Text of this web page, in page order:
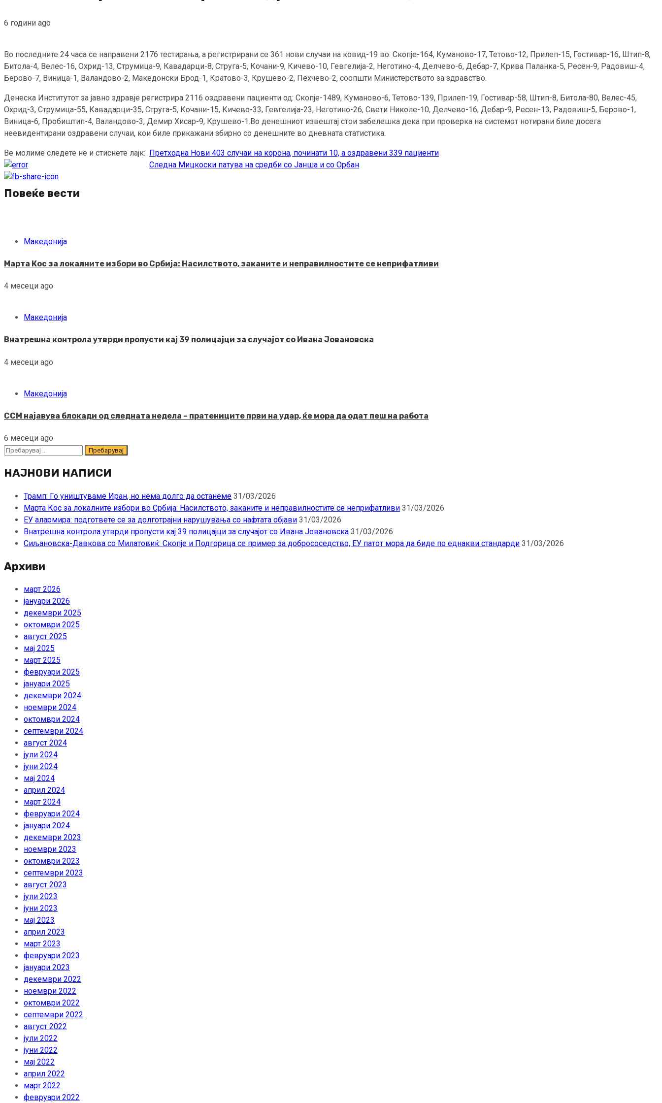
6 години ago
Во последните 24 часа се направени 2176 тестирања, а регистрирани се 361 нови случаи на ковид-19 во: Скопје-164, Куманово-17, Тетово-12, Прилеп-15, Гостивар-16, Штип-8,
Битола-4, Велес-16, Охрид-13, Струмица-9, Кавадарци-8, Струга-5, Кочани-9, Кичево-10, Гевгелија-2, Неготино-4, Делчево-6, Дебар-7, Крива Паланка-5, Ресен-9, Радовиш-4,
Берово-7, Виница-1, Валандово-2, Македонски Брод-1, Кратово-3, Крушево-2, Пехчево-2, соопшти Министерството за здравство.
Денеска Институтот за јавно здравје регистрира 2116 оздравени пациенти од: Скопје-1489, Куманово-6, Тетово-139, Прилеп-19, Гостивар-58, Штип-8, Битола-80, Велес-45,
Охрид-3, Струмица-55, Кавадарци-35, Струга-5, Кочани-15, Кичево-33, Гевгелија-23, Неготино-26, Свети Николе-10, Делчево-16, Дебар-9, Ресен-13, Радовиш-5, Берово-1,
Виница-6, Пробиштип-4, Валандово-3, Демир Хисар-9, Крушево-1.Во денешниот извештај стои забелешка дека при проверка на системот нотирани биле досега
неевидентирани оздравени случаи, кои биле прикажани збирно со денешните во дневната статистика.
Ве молиме следете не и стиснете лајк:
Continue
Reading
Претходна Нови 403 случаи на корона, починати 10, а оздравени 339 пациенти
Следна Мицкоски патува на средби со Јанша и со Орбан
Повеќе вести
Македонија
Марта Кос за локалните избори во Србија: Насилството, заканите и неправилностите се неприфатливи
4 месеци ago
Македонија
Внатрешна контрола утврди пропусти кај 39 полицајци за случајот со Ивана Јовановска
4 месеци ago
Македонија
ССМ најавува блокади од следната недела – пратениците први на удар, ќе мора да одат пеш на работа
6 месеци ago
Пребарувај
НАЈНОВИ НАПИСИ
Трамп: Го уништуваме Иран, но нема долго да останеме 31/03/2026
Марта Кос за локалните избори во Србија: Насилството, заканите и неправилностите се неприфатливи 31/03/2026
ЕУ алармира: подгответе се за долготрајни нарушувања со нафтата објави 31/03/2026
Внатрешна контрола утврди пропусти кај 39 полицајци за случајот со Ивана Јовановска 31/03/2026
Сиљановска-Давкова со Милатовиќ: Скопје и Подгорица се пример за добрососедство, ЕУ патот мора да биде по еднакви стандарди 31/03/2026
Архиви
март 2026
јануари 2026
декември 2025
октомври 2025
август 2025
мај 2025
март 2025
февруари 2025
јануари 2025
декември 2024
ноември 2024
октомври 2024
септември 2024
август 2024
јули 2024
јуни 2024
мај 2024
април 2024
март 2024
февруари 2024
јануари 2024
декември 2023
ноември 2023
октомври 2023
септември 2023
август 2023
јули 2023
јуни 2023
мај 2023
април 2023
март 2023
февруари 2023
јануари 2023
декември 2022
ноември 2022
октомври 2022
септември 2022
август 2022
јули 2022
јуни 2022
мај 2022
април 2022
март 2022
февруари 2022